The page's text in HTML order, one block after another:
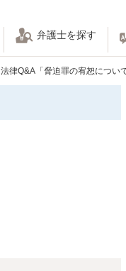
弁護士を探す
法律Q&A「脅迫罪の宥恕につい